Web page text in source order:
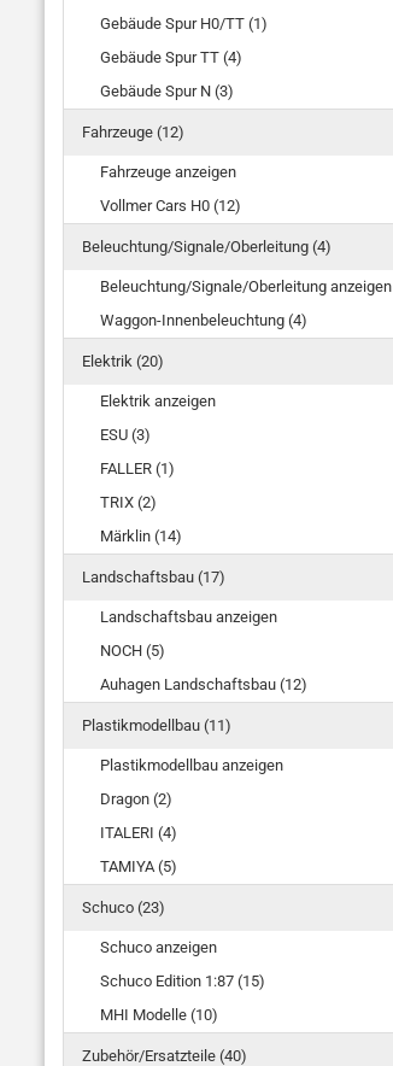
Gebäude Spur H0/TT (1)
Gebäude Spur TT (4)
Gebäude Spur N (3)
Fahrzeuge (12)
Fahrzeuge anzeigen
Vollmer Cars H0 (12)
Beleuchtung/Signale/Oberleitung (4)
Beleuchtung/Signale/Oberleitung anzeigen
Waggon-Innenbeleuchtung (4)
Elektrik (20)
Elektrik anzeigen
ESU (3)
FALLER (1)
TRIX (2)
Märklin (14)
Landschaftsbau (17)
Landschaftsbau anzeigen
NOCH (5)
Auhagen Landschaftsbau (12)
Plastikmodellbau (11)
Plastikmodellbau anzeigen
Dragon (2)
ITALERI (4)
TAMIYA (5)
Schuco (23)
Schuco anzeigen
Schuco Edition 1:87 (15)
MHI Modelle (10)
Zubehör/Ersatzteile (40)